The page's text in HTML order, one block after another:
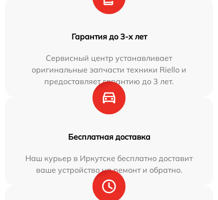
Гарантия до 3-х лет
Сервисный центр устанавливает
оригинальные запчасти техники Riello и
предоставляет гарантию до 3 лет.
Бесплатная доставка
Наш курьер в Иркутске бесплатно доставит
ваше устройство на ремонт и обратно.